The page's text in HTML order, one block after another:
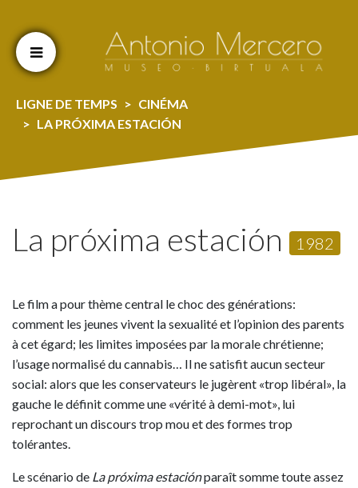
LIGNE DE TEMPS
CINÉMA
LA PRÓXIMA ESTACIÓN
La próxima estación 1982
Le film a pour thème central le choc des générations:
comment les jeunes vivent la sexualité et l’opinion des parents
à cet égard; les limites imposées par la morale chrétienne;
l’usage normalisé du cannabis… Il ne satisfit aucun secteur
social: alors que les conservateurs le jugèrent «trop libéral», la
gauche le définit comme une «vérité à demi-mot», lui
reprochant un discours trop mou et des formes trop
tolérantes.
Le scénario de La próxima estaciónparaît somme toute assez